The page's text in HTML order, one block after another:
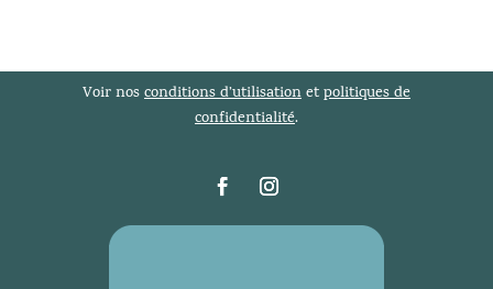
Voir nosconditions d’utilisationetpolitiques de
confidentialité.